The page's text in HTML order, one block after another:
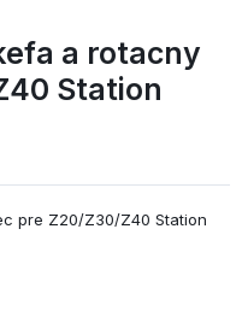
a rotacny
Station
pre Z20/Z30/Z40 Station